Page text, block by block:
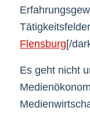
Flensburg[/
Es geht nicht